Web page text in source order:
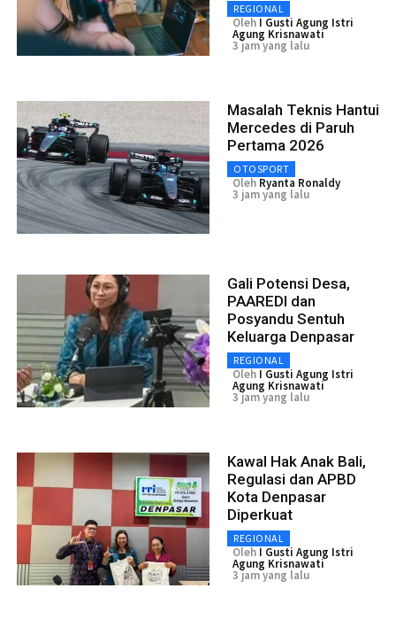
REGIONAL
Oleh I Gusti Agung Istri
Agung Krisnawati
3 jam yang lalu
Masalah Teknis Hantui
Mercedes di Paruh
Pertama 2026
OTOSPORT
Oleh Ryanta Ronaldy
3 jam yang lalu
Gali Potensi Desa,
PAAREDI dan
Posyandu Sentuh
Keluarga Denpasar
REGIONAL
Oleh I Gusti Agung Istri
Agung Krisnawati
3 jam yang lalu
Kawal Hak Anak Bali,
Regulasi dan APBD
Kota Denpasar
Diperkuat
REGIONAL
Oleh I Gusti Agung Istri
Agung Krisnawati
3 jam yang lalu